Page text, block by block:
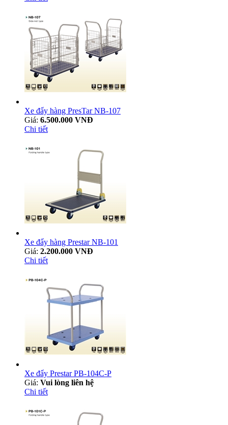
Xe đẩy hàng PresTar NB-107
Giá: 6.500.000 VNĐ
Chi tiết
Xe đẩy hàng Prestar NB-101
Giá: 2.200.000 VNĐ
Chi tiết
Xe đẩy Prestar PB-104C-P
Giá: Vui lòng liên hệ
Chi tiết